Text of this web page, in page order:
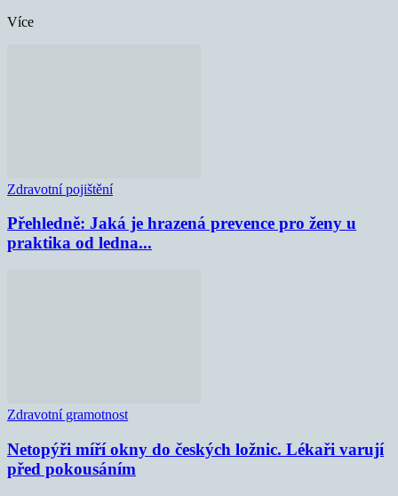
Více
Zdravotní pojištění
Přehledně: Jaká je hrazená prevence pro ženy u
praktika od ledna...
Zdravotní gramotnost
Netopýři míří okny do českých ložnic. Lékaři varují
před pokousáním